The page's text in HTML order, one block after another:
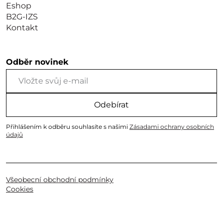
Eshop
B2G-IZS
Kontakt
Odběr novinek
Odebírat
Přihlášením k odběru souhlasíte s našimi Zásadami ochrany osobních
údajů
Všeobecní obchodní podmínky
Cookies